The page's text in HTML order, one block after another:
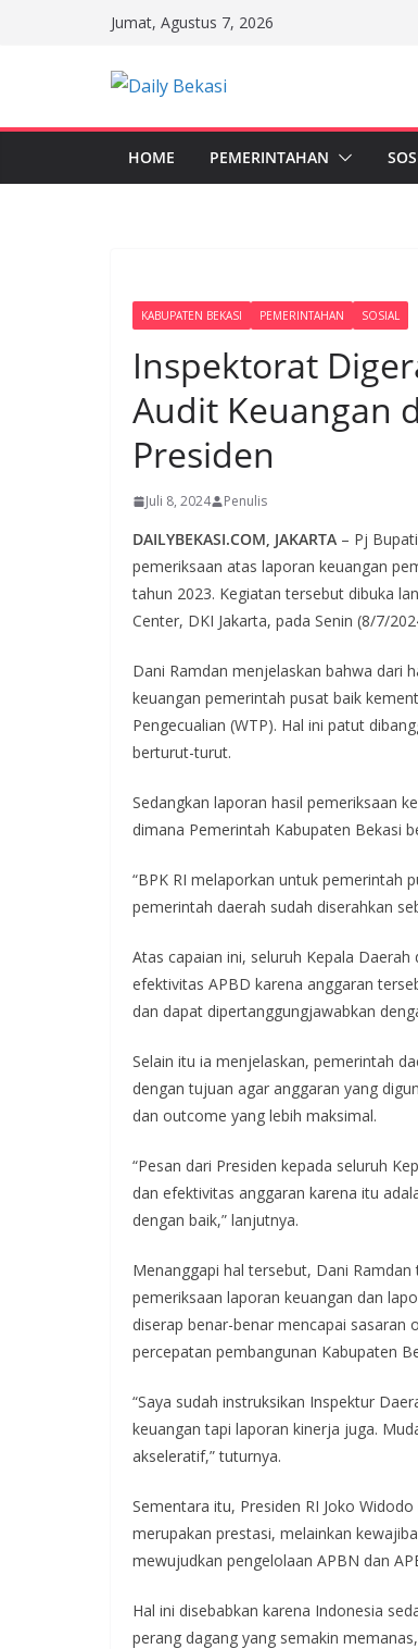
Jumat, Agustus 7, 2026
HOME PEMERINTAHAN
KABUPATEN BEKASI PEMERINTAHAN SOSIAL
Inspektorat
Audit Keuangan
Presiden
Juli 8, 2024 Penulis
DAILYBEKASI.COM, JAKARTA – Pj
pemeriksaan atas laporan keuangan
tahun 2023. Kegiatan tersebut dibuka
Center, DKI Jakarta, pada Senin (8/7/
Dani Ramdan menjelaskan bahwa dari
keuangan pemerintah pusat baik
Pengecualian (WTP). Hal ini patut
berturut-turut.
Sedangkan laporan hasil pemeriksaan
dimana Pemerintah Kabupaten Bekasi
“BPK RI melaporkan untuk pemerintah
pemerintah daerah sudah diserahkan
Atas capaian ini, seluruh Kepala
efektivitas APBD karena anggaran
dan dapat dipertanggungjawabkan
Selain itu ia menjelaskan, pemerintah
dengan tujuan agar anggaran yang
dan outcome yang lebih maksimal.
“Pesan dari Presiden kepada seluruh
dan efektivitas anggaran karena itu
dengan baik,” lanjutnya.
Menanggapi hal tersebut, Dani
pemeriksaan laporan keuangan dan
diserap benar-benar mencapai
percepatan pembangunan Kabupaten
“Saya sudah instruksikan Inspektur
keuangan tapi laporan kinerja juga.
akseleratif,” tuturnya.
Sementara itu, Presiden RI Joko
merupakan prestasi, melainkan
mewujudkan pengelolaan APBN dan
Hal ini disebabkan karena Indonesia
perang dagang yang semakin